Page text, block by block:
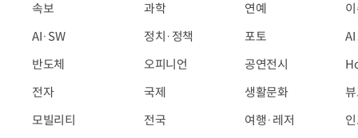
속보
AI·SW
반도체
전자
모빌리티
과학
정치·정책
오피니언
국제
전국
연예
포토
공연전시
생활문화
여행·레저